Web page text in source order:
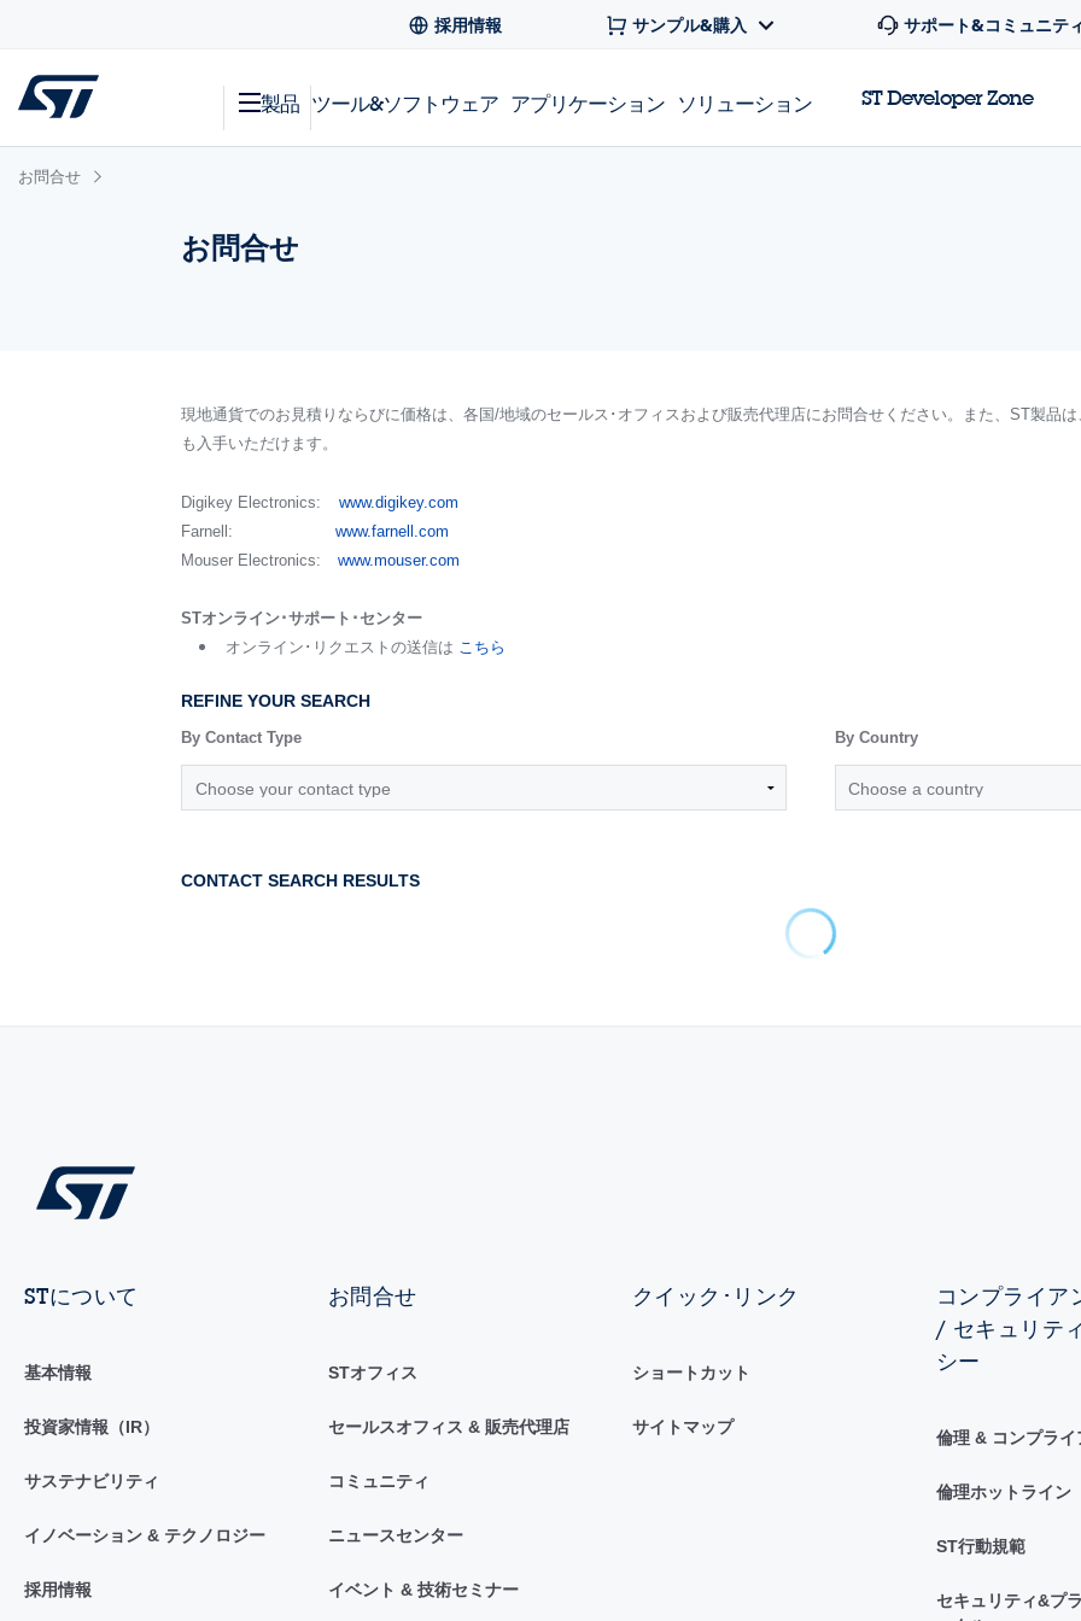
採用情報 サンプル&購入 サポート&コミュニテ
製品 ツール&ソフトウェア アプリケーション ソリューション ST Developer Zone
お問合せ
お問合せ
現地通貨でのお見積りならびに価格は、各国/地域のセールス･オフィスおよび販売代理店にお問合せください。また、ST製品
も入手いただけます。
Digikey Electronics:
www.digikey.com
Farnell:
www.farnell.com
Mouser Electronics:
www.mouser.com
STオンライン･サポート･センター
オンライン･リクエストの送信は こちら
REFINE YOUR SEARCH
By Contact Type By Country
CONTACT SEARCH RESULTS
STについて
基本情報
投資家情報（IR）
サステナビリティ
イノベーション & テクノロジー
採用情報
お問合せ
STオフィス
セールスオフィス & 販売代理店
コミュニティ
ニュースセンター
イベント & 技術セミナー
クイック･リンク
ショートカット
サイトマップ
コンプライア
/ セキュリテ
シー
倫理 & コンプライ
倫理ホットライン
ST行動規範
セキュリティ&プ